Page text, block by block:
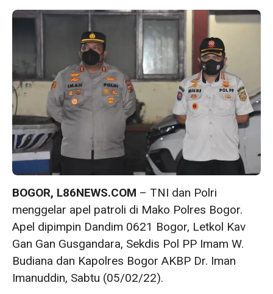
BOGOR, L86NEWS.COM – TNI dan Polri
menggelar apel patroli di Mako Polres Bogor.
Apel dipimpin Dandim 0621 Bogor, Letkol Kav
Gan Gan Gusgandara, Sekdis Pol PP Imam W.
Budiana dan Kapolres Bogor AKBP Dr. Iman
Imanuddin, Sabtu (05/02/22).